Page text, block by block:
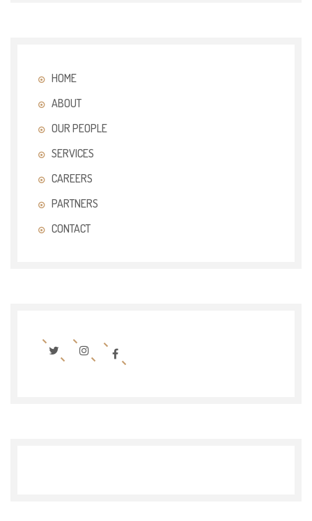
HOME
ABOUT
OUR PEOPLE
SERVICES
CAREERS
PARTNERS
CONTACT